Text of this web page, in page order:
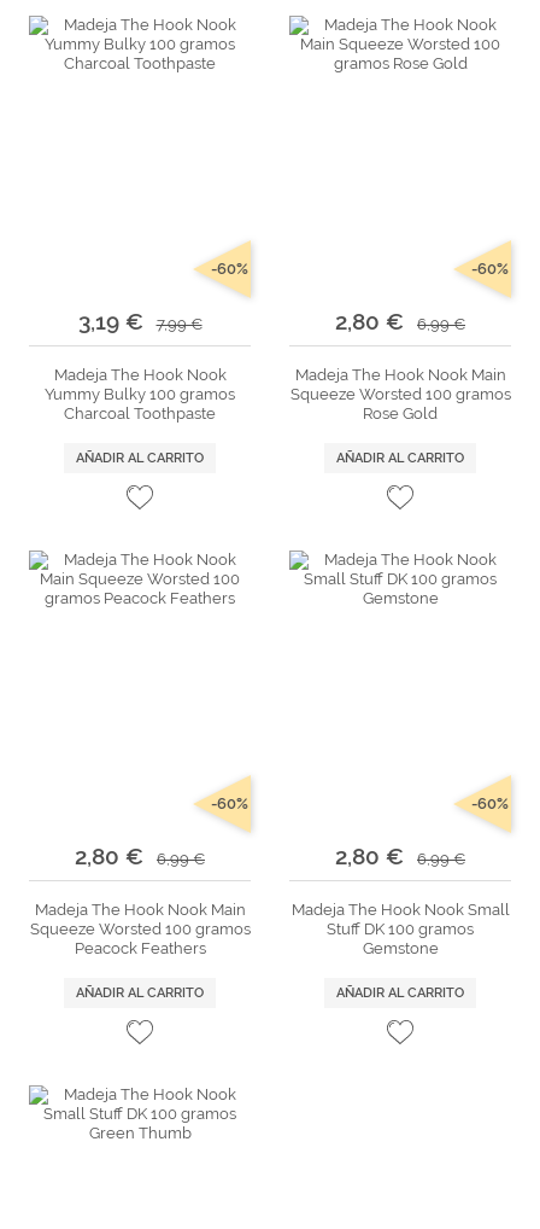
3,19 € 7,99 €
-60%
Madeja The Hook Nook
Yummy Bulky 100 gramos
Charcoal Toothpaste
AÑADIR AL CARRITO
2,80 € 6,99 €
-60%
Madeja The Hook Nook Main
Squeeze Worsted 100 gramos
Rose Gold
AÑADIR AL CARRITO
2,80 € 6,99 €
-60%
Madeja The Hook Nook Main
Squeeze Worsted 100 gramos
Peacock Feathers
AÑADIR AL CARRITO
2,80 € 6,99 €
-60%
Madeja The Hook Nook Small
Stuff DK 100 gramos
Gemstone
AÑADIR AL CARRITO